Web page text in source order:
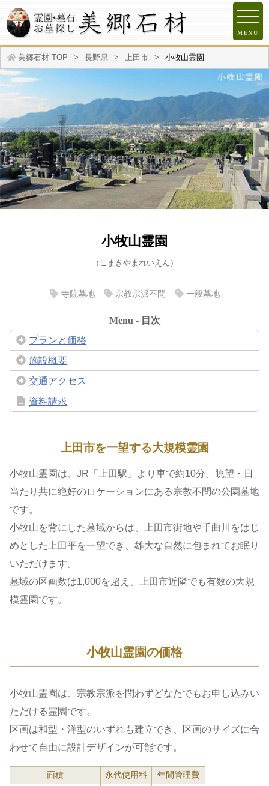
MENU
美郷石材 TOP 長野県 上田市 小牧山霊園
小牧山霊園
（こまきやまれいえん）
寺院墓地 宗教宗派不問 一般墓地
Menu - 目次
プランと価格
施設概要
交通アクセス
資料請求
上田市を一望する大規模霊園
小牧山霊園は、JR「上田駅」より車で約10分。眺望・日
当たり共に絶好のロケーションにある宗教不問の公園墓地
です。
小牧山を背にした墓域からは、上田市街地や千曲川をはじ
めとした上田平を一望でき、雄大な自然に包まれてお眠り
いただけます。
墓域の区画数は1,000を超え、上田市近隣でも有数の大規
模霊園です。
小牧山霊園の価格
小牧山霊園は、宗教宗派を問わずどなたでもお申し込みい
ただける霊園です。
区画は和型・洋型のいずれも建立でき、区画のサイズに合
わせて自由に設計デザインが可能です。
面積 永代使用料 年間管理費